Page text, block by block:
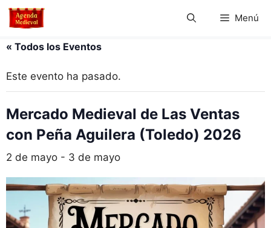
Saltar
Menú
« Todos los Eventos
Este evento ha pasado.
Mercado Medieval de Las Ventas
con Peña Aguilera (Toledo) 2026
2 de mayo - 3 de mayo